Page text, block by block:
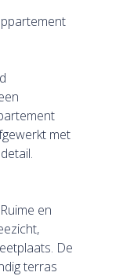
met
en
De
terras